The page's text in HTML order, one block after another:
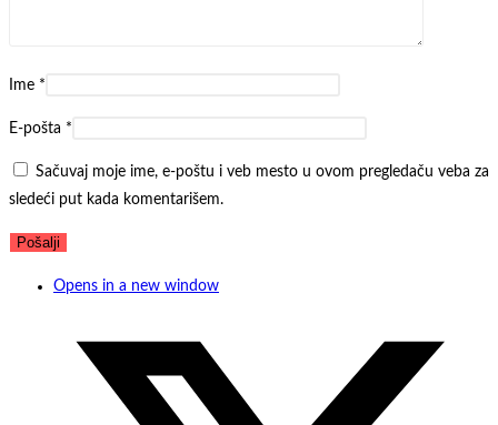
Ime *
E-pošta *
Sačuvaj moje ime, e-poštu i veb mesto u ovom pregledaču veba za
sledeći put kada komentarišem.
Opens in a new window